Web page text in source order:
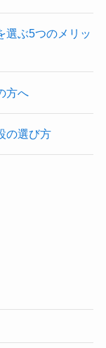
選ぶ5つのメリッ
方へ
の選び方